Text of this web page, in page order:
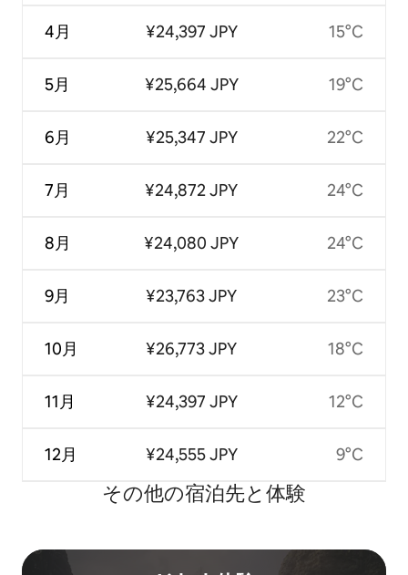
4月
5月
6月
7月
8月
9月
10月
11月
12月
¥24,397 JPY
¥25,664 JPY
¥25,347 JPY
¥24,872 JPY
¥24,080 JPY
¥23,763 JPY
¥26,773 JPY
¥24,397 JPY
¥24,555 JPY
15°C
19°C
22°C
24°C
24°C
23°C
18°C
12°C
9°C
その他の宿⁠泊⁠先と体⁠験